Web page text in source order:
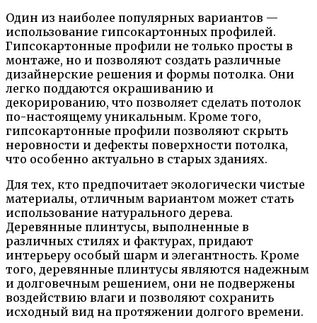
Один из наиболее популярных вариантов —
использование гипсокартонных профилей.
Гипсокартонные профили не только просты в
монтаже, но и позволяют создать различные
дизайнерские решения и формы потолка. Они
легко поддаются окрашиванию и
декорированию, что позволяет сделать потолок
по-настоящему уникальным. Кроме того,
гипсокартонные профили позволяют скрыть
неровности и дефекты поверхности потолка,
что особенно актуально в старых зданиях.
Для тех, кто предпочитает экологически чистые
материалы, отличным вариантом может стать
использование натурального дерева.
Деревянные плинтусы, выполненные в
различных стилях и фактурах, придают
интерьеру особый шарм и элегантность. Кроме
того, деревянные плинтусы являются надежным
и долговечным решением, они не подвержены
воздействию влаги и позволяют сохранить
исходный вид на протяжении долгого времени.